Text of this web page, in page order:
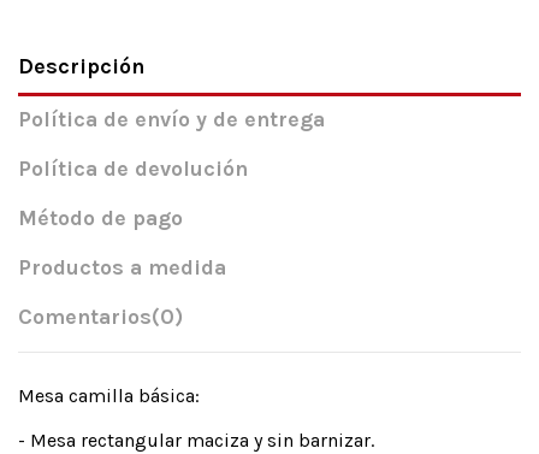
Descripción
Política de envío y de entrega
Política de devolución
Método de pago
Productos a medida
Comentarios(0)
Mesa camilla básica:
- Mesa rectangular maciza y sin barnizar.